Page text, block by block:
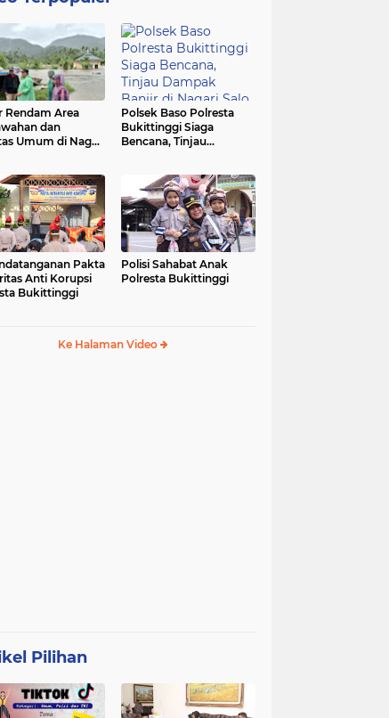
Rendam Area
dan
Umum di Nagari
Polsek Baso Polresta
Bukittinggi Siaga
Bencana, Tinjau
Pakta
Anti Korupsi
Bukittinggi
Polisi Sahabat Anak
Polresta Bukittinggi
Ke Halaman Video
Pilihan